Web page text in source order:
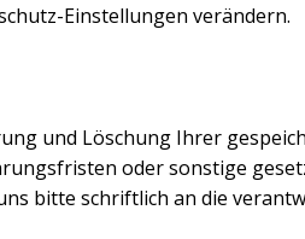
Einstellungen verändern.
und Löschung Ihrer
oder sonstige
bitte schriftlich an die